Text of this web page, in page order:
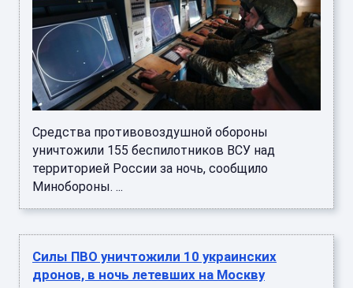
Средства противовоздушной обороны
уничтожили 155 беспилотников ВСУ над
территорией России за ночь, сообщило
Минобороны. ...
Силы ПВО уничтожили 10 украинских
дронов, в ночь летевших на Москву